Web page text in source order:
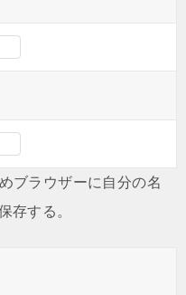
ブラウザーに自分の名
存する。